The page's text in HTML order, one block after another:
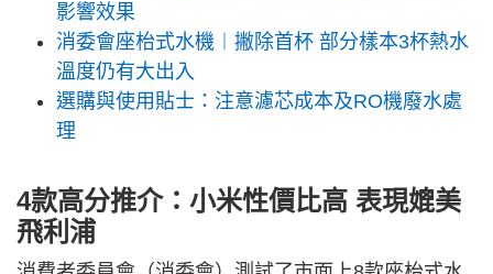
影響效果
消委會座枱式水機︱撇除首杯 部分樣本3杯熱水
溫度仍有大出入
選購與使用貼士：注意濾芯成本及RO機廢水處
理
4款高分推介：小米性價比高 表現媲美
飛利浦